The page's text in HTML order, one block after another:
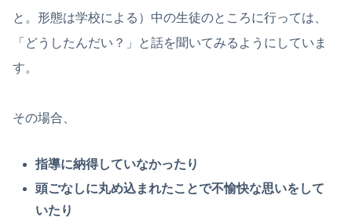
と。形態は学校による）中の生徒のところに行っては、
「どうしたんだい？」と話を聞いてみるようにしていま
す。
その場合、
指導に納得していなかったり
頭ごなしに丸め込まれたことで不愉快な思いをして
いたり